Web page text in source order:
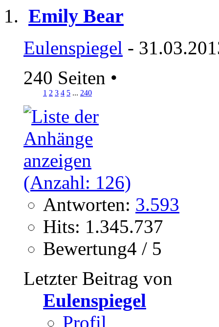
Emily Bear
Eulenspiegel -
240 Seiten •
1 2 3 4 5 ... 240
Antworten: 3.593
Hits: 1.345.737
Bewertung4 / 5
Letzter Beitrag von
Eulenspiegel
Profil